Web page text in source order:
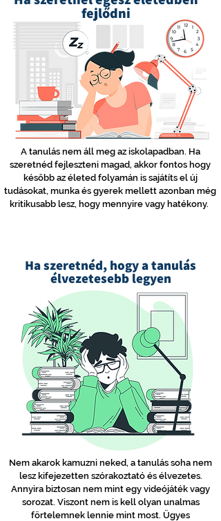
fejlődni
A tanulás nem áll meg az iskolapadban. Ha
szeretnéd fejleszteni magad, akkor fontos hogy
később az életed folyamán is sajátíts el új
tudásokat, munka és gyerek mellett azonban még
kritikusabb lesz, hogy mennyire vagy hatékony.
Ha szeretnéd, hogy a tanulás
élvezetesebb legyen
Nem akarok kamuzni neked, a tanulás soha nem
lesz kifejezetten szórakoztató és élvezetes.
Annyira biztosan nem mint egy videójáték vagy
sorozat. Viszont nem is kell olyan unalmas
förtelemnek lennie mint most. Ügyes